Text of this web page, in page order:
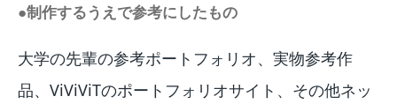
●制作するうえで参考にしたもの
大学の先輩の参考ポートフォリオ、実物参考作
品、ViViViTのポートフォリオサイト、その他ネッ